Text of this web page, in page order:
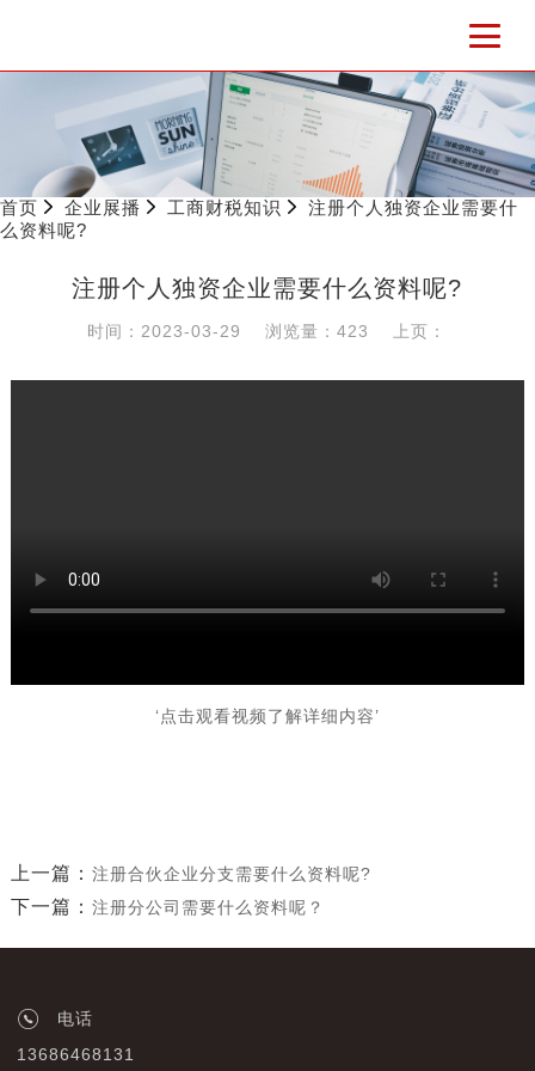
首页 企业展播 工商财税知识
注册个人独资企业需要什
么资料呢?
注册个人独资企业需要什么资料呢?
时间：2023-03-29 浏览量：423 上页：
‘点击观看视频了解详细内容’
上一篇： 注册合伙企业分支需要什么资料呢?
下一篇： 注册分公司需要什么资料呢？
电话
13686468131